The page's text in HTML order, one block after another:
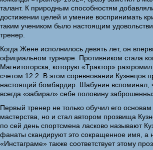
талант. К природным способностям
достижении целей и умение воспринимать
таким учеником было настоящим
тренер.
Когда Жене исполнилось девять лет, он
официальном турнире. Противником стала
Магнитогорска, которую «Трактор»
счетом 12:2. В этом соревновании Кузнецов
настоящий бомбардир. Шабунин вспоминал,
всегда «забирал» себе половину
Первый тренер не только обучил его основам
мастерства, но и стал автором прозвища
по сей день спортсмена ласково называют
фанаты скандируют это сокращенное имя, а
«Инстаграме» также соответствует этому